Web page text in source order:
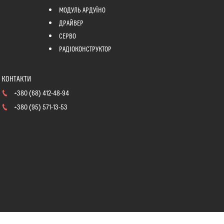
МОДУЛЬ АРДУЇНО
ДРАЙВЕР
СЕРВО
РАДІОКОНСТРУКТОР
+380 (68) 412-48-94
+380 (95) 571-13-53